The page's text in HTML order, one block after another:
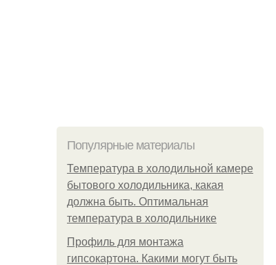
Популярные материалы
Температура в холодильной камере
бытового холодильника, какая
должна быть. Оптимальная
температура в холодильнике
Профиль для монтажа
гипсокартона. Какими могут быть